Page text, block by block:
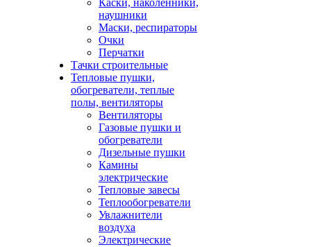
Каски, наколенники,
наушники
Маски, респираторы
Очки
Перчатки
Тачки строительные
Тепловые пушки,
обогреватели, теплые
полы, вентиляторы
Вентиляторы
Газовые пушки и
обогреватели
Дизельные пушки
Камины
электрические
Тепловые завесы
Теплообогреватели
Увлажнители
воздуха
Электрические